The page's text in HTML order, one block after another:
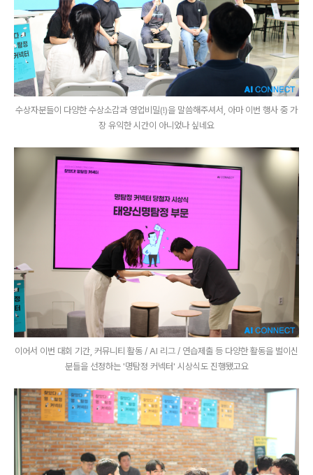
수상자분들이 다양한 수상소감과 영업비밀(!)을 말씀해주셔서, 아마 이번 행사 중 가
장 유익한 시간이 아니었나 싶네요
이어서 이번 대회 기간, 커뮤니티 활동 / AI 리그 / 연습제출 등 다양한 활동을 벌이신
분들을 선정하는 '명탐정 커넥터' 시상식도 진행됐고요